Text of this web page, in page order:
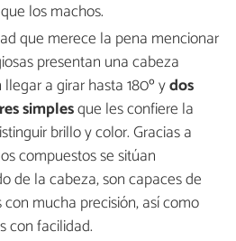
los machos.
que merece la pena mencionar
presentan una cabeza
a girar hasta 180º ydos
simplesque les confiere la
brillo y color. Gracias a
compuestos se sitúan
de la cabeza, son capaces de
mucha precisión, así como
con facilidad.